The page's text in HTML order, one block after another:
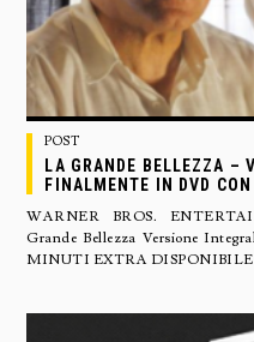
POST
LA GRANDE BELLEZZA –
FINALMENTE IN DVD
WARNER BROS.
Grande Bellezza Versione
MINUTI EXTRA